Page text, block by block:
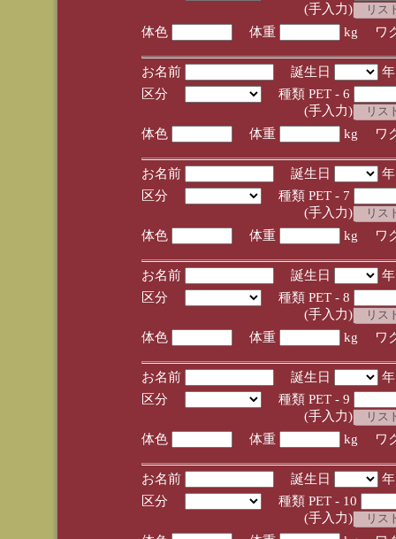
(手入力)
体色
体重 kg ワ
お名前 誕生日
区分
種類 PET - 6
(手入力)
体色
体重 kg ワ
お名前 誕生日
区分
種類 PET - 7
(手入力)
体色
体重 kg ワ
お名前 誕生日
区分
種類 PET - 8
(手入力)
体色
体重 kg ワ
お名前 誕生日
区分
種類 PET - 9
(手入力)
体色
体重 kg ワ
お名前 誕生日
区分
種類 PET - 10
(手入力)